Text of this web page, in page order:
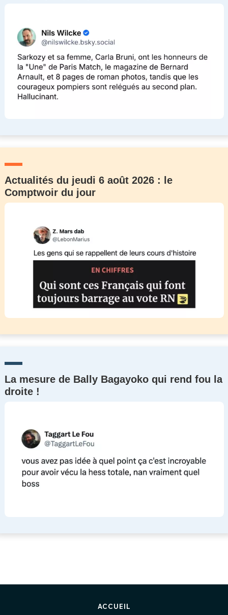
Actualités du jeudi 6 août 2026 : le
Comptwoir du jour
La mesure de Bally Bagayoko qui rend fou la
droite !
ACCUEIL